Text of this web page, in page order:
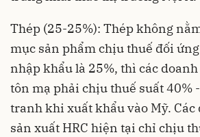
Thép (25-25%): Thép không
mục sản phẩm chịu thuế đối
nhập khẩu là 25%, thì các
tôn mạ phải chịu thuế suất 40%
tranh khi xuất khẩu vào Mỹ.
sản xuất HRC hiện tại chỉ chịu